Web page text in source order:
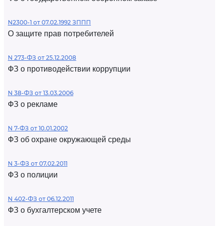
N2300-1 от 07.02.1992 ЗППП
О защите прав потребителей
N 273-ФЗ от 25.12.2008
ФЗ о противодействии коррупции
N 38-ФЗ от 13.03.2006
ФЗ о рекламе
N 7-ФЗ от 10.01.2002
ФЗ об охране окружающей среды
N 3-ФЗ от 07.02.2011
ФЗ о полиции
N 402-ФЗ от 06.12.2011
ФЗ о бухгалтерском учете